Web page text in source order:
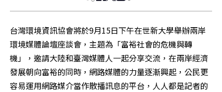
台灣環境資訊協會將於9月15日下午在世新大學舉辦兩岸
環境媒體論壇座談會，主題為「富裕社會的危機與轉
機」，邀請大陸和臺灣媒體人一起分享交流，在兩岸經濟
發展朝向富裕的同時，網路媒體的力量逐漸興起，公民更
容易運用網路媒介當作散播訊息的平台，人人都是記者的